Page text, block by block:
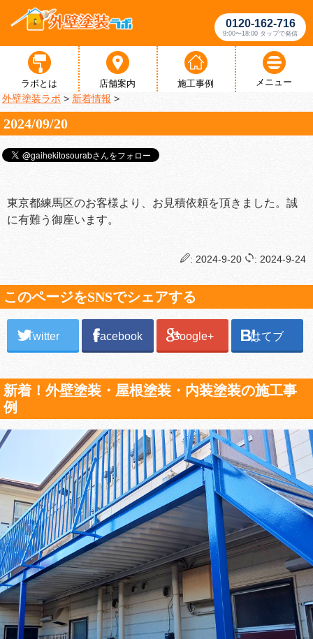
0120-162-716
9:00〜18:00 タップで発信
ラボとは 店舗案内 施工事例 メニュー
外壁塗装ラボ > 新着情報 >
2024/09/20
東京都練馬区のお客様より、お見積依頼を頂きました。誠
に有難う御座います。
: 2024-9-20 : 2024-9-24
このページをSNSでシェアする
Twitter Facebook Google+ はてブ
新着！外壁塗装・屋根塗装・内装塗装の施工事
例